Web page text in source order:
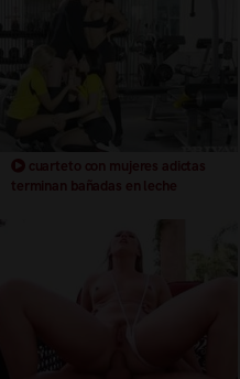
cuarteto con mujeres adictas
terminan bañadas en leche